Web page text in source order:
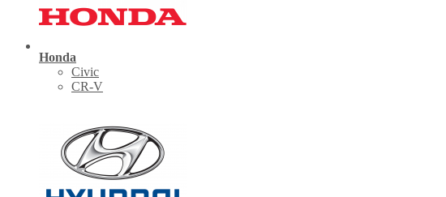
Honda
Civic
CR-V